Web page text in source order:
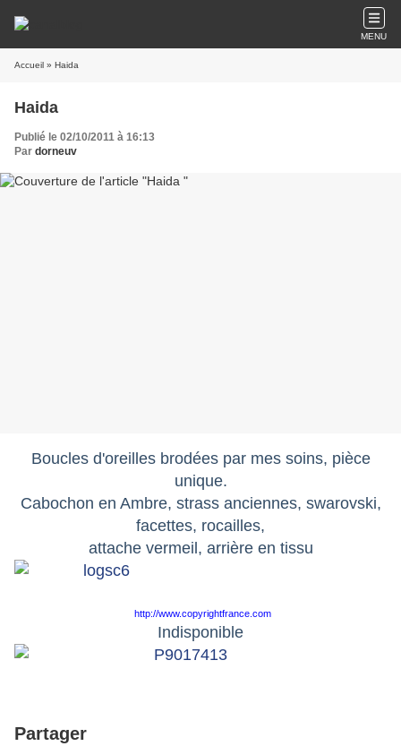
MENU
Accueil » Haida
Haida
Publié le 02/10/2011 à 16:13
Par dorneuv
Boucles d'oreilles brodées par mes soins, pièce
unique.
Cabochon en Ambre, strass anciennes, swarovski,
facettes, rocailles,
attache vermeil, arrière en tissu
http://www.copyrightfrance.com
Indisponible
Partager